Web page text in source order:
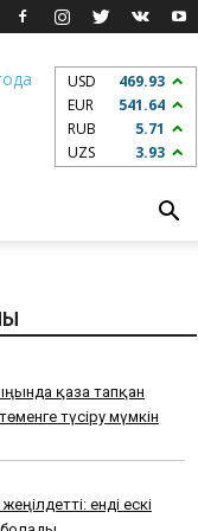
USD
469.93
EUR
541.64
RUB
5.71
UZS
3.93
қаза тапқан
түсіру мүмкін
енді ескі